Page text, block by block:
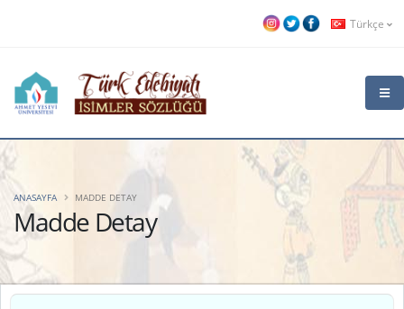
Türkçe
Madde Detay
ANASAYFA MADDE DETAY